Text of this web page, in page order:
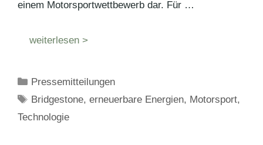
einem Motorsportwettbewerb dar. Für …
weiterlesen >
Kategorien
Pressemitteilungen
Schlagwörter
Bridgestone,erneuerbare Energien, Motorsport,
Technologie